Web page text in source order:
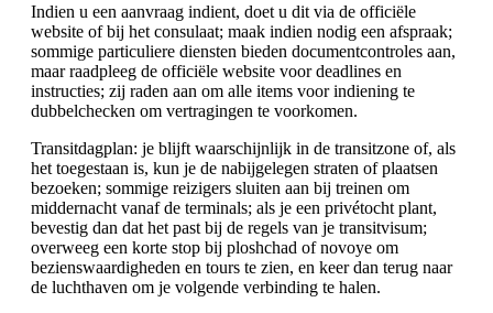
Indien u een aanvraag indient, doet u dit via de officiële
website of bij het consulaat; maak indien nodig een afspraak;
sommige particuliere diensten bieden documentcontroles aan,
maar raadpleeg de officiële website voor deadlines en
instructies; zij raden aan om alle items voor indiening te
dubbelchecken om vertragingen te voorkomen.
Transitdagplan: je blijft waarschijnlijk in de transitzone of, als
het toegestaan is, kun je de nabijgelegen straten of plaatsen
bezoeken; sommige reizigers sluiten aan bij treinen om
middernacht vanaf de terminals; als je een privétocht plant,
bevestig dan dat het past bij de regels van je transitvisum;
overweeg een korte stop bij ploshchad of novoye om
bezienswaardigheden en tours te zien, en keer dan terug naar
de luchthaven om je volgende verbinding te halen.